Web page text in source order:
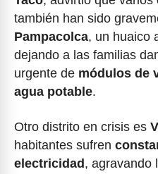
también han sido
Pampacolca, un huaico
dejando a las familias
urgente de módulos de
agua potable.
Otro distrito en crisis es
habitantes sufren
electricidad , agravando